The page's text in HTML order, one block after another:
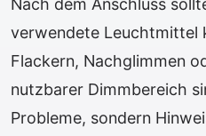
Nach dem Anschluss
verwendete Leuchtmittel
Flackern, Nachglimmen
nutzbarer Dimmbereich
Probleme, sondern